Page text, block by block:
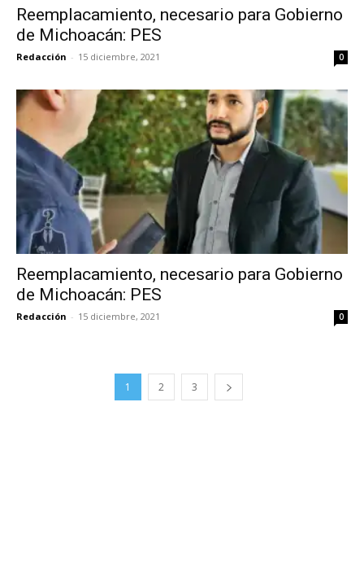
Reemplacamiento, necesario para Gobierno
de Michoacán: PES
Redacción - 15 diciembre, 2021 0
Reemplacamiento, necesario para Gobierno
de Michoacán: PES
Redacción - 15 diciembre, 2021 0
1 2 3